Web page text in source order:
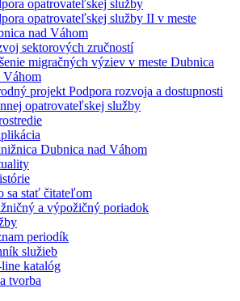
opatrovateľskej služby
opatrovateľskej služby II v meste
nad Váhom
sektorových zručností
migračných výziev v meste Dubnica
Váhom
projekt Podpora rozvoja a dostupnosti
opatrovateľskej služby
Dubnica nad Váhom
sa stať čitateľom
a výpožičný poriadok
periodík
služieb
katalóg
tvorba